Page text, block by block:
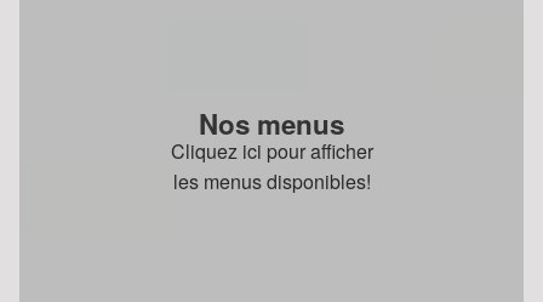
Nos menus
Cliquez ici pour afficher
les menus disponibles!